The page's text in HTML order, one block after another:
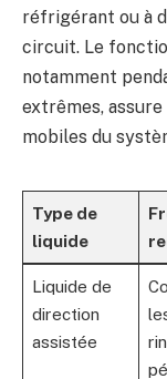
réfrigérant ou à
circuit. Le
notamment
extrêmes,
mobiles du
Type de
liquide
Liquide de
direction
assistée